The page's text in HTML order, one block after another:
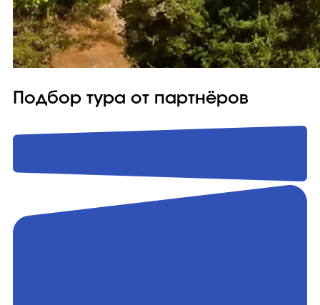
Подбор тура от партнёров